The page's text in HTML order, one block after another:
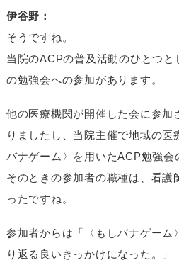
伊谷野：
そうですね。
当院のACPの普及活動のひとつと
の勉強会への参加があります。
他の医療機関が開催した会に参加
りましたし、当院主催で地域の医
バナゲーム〉を用いたACP勉強会
そのときの参加者の職種は、看護
ったですね。
参加者からは「〈もしバナゲーム
り返る良いきっかけになった。」